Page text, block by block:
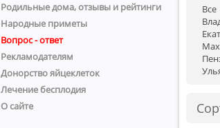
Родильные дома, отзывы и рейтинги
Народные приметы
Вопрос - ответ
Рекламодателям
Донорство яйцеклеток
Лечение бесплодия
О сайте
Все